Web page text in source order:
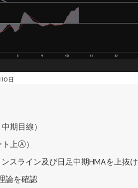
日
期目線）
ト上Ⓐ）
スライン及び日足中期HMAを上抜け
論を確認